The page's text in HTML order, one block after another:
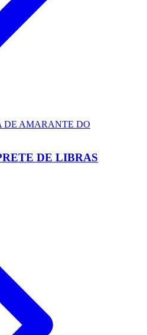
DE AMARANTE DO
DE LIBRAS